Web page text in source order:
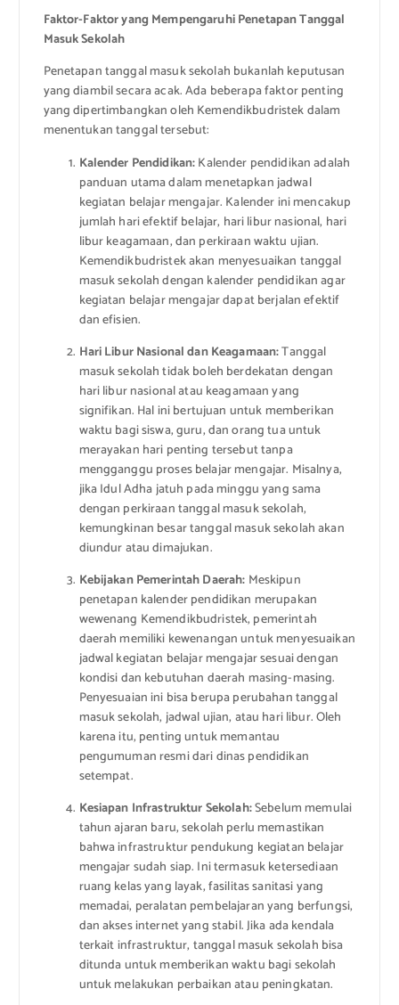
Faktor-Faktor yang Mempengaruhi Penetapan Tanggal
Masuk Sekolah
Penetapan tanggal masuk sekolah bukanlah keputusan
yang diambil secara acak. Ada beberapa faktor penting
yang dipertimbangkan oleh Kemendikbudristek dalam
menentukan tanggal tersebut:
Kalender Pendidikan:Kalender pendidikan adalah
panduan utama dalam menetapkan jadwal
kegiatan belajar mengajar. Kalender ini mencakup
jumlah hari efektif belajar, hari libur nasional, hari
libur keagamaan, dan perkiraan waktu ujian.
Kemendikbudristek akan menyesuaikan tanggal
masuk sekolah dengan kalender pendidikan agar
kegiatan belajar mengajar dapat berjalan efektif
dan efisien.
Hari Libur Nasional dan Keagamaan:Tanggal
masuk sekolah tidak boleh berdekatan dengan
hari libur nasional atau keagamaan yang
signifikan. Hal ini bertujuan untuk memberikan
waktu bagi siswa, guru, dan orang tua untuk
merayakan hari penting tersebut tanpa
mengganggu proses belajar mengajar. Misalnya,
jika Idul Adha jatuh pada minggu yang sama
dengan perkiraan tanggal masuk sekolah,
kemungkinan besar tanggal masuk sekolah akan
diundur atau dimajukan.
Kebijakan Pemerintah Daerah: Meskipun
penetapan kalender pendidikan merupakan
wewenang Kemendikbudristek, pemerintah
daerah memiliki kewenangan untuk menyesuaikan
jadwal kegiatan belajar mengajar sesuai dengan
kondisi dan kebutuhan daerah masing-masing.
Penyesuaian ini bisa berupa perubahan tanggal
masuk sekolah, jadwal ujian, atau hari libur. Oleh
karena itu, penting untuk memantau
pengumuman resmi dari dinas pendidikan
setempat.
Kesiapan Infrastruktur Sekolah:Sebelum memulai
tahun ajaran baru, sekolah perlu memastikan
bahwa infrastruktur pendukung kegiatan belajar
mengajar sudah siap. Ini termasuk ketersediaan
ruang kelas yang layak, fasilitas sanitasi yang
memadai, peralatan pembelajaran yang berfungsi,
dan akses internet yang stabil. Jika ada kendala
terkait infrastruktur, tanggal masuk sekolah bisa
ditunda untuk memberikan waktu bagi sekolah
untuk melakukan perbaikan atau peningkatan.